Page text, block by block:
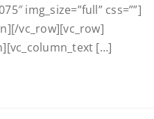
img_size=”full” css=””]
vc_row][vc_row]
[…]